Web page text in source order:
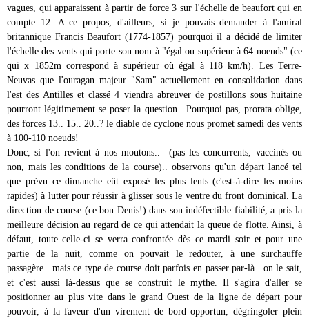
vagues, qui apparaissent à partir de force 3 sur l'échelle de beaufort qui en
compte 12. A ce propos, d'ailleurs, si je pouvais demander à l'amiral
britannique Francis Beaufort (1774-1857) pourquoi il a décidé de limiter
l'échelle des vents qui porte son nom à "égal ou supérieur à 64 noeuds" (ce
qui x 1852m correspond à supérieur où égal à 118 km/h). Les Terre-
Neuvas que l'ouragan majeur "Sam" actuellement en consolidation dans
l'est des Antilles et classé 4 viendra abreuver de postillons sous huitaine
pourront légitimement se poser la question.. Pourquoi pas, prorata oblige,
des forces 13.. 15.. 20..? le diable de cyclone nous promet samedi des vents
à 100-110 noeuds!
Donc, si l'on revient à nos moutons.. (pas les concurrents, vaccinés ou
non, mais les conditions de la course).. observons qu'un départ lancé tel
que prévu ce dimanche eût exposé les plus lents (c'est-à-dire les moins
rapides) à lutter pour réussir à glisser sous le ventre du front dominical. La
direction de course (ce bon Denis!) dans son indéfectible fiabilité, a pris la
meilleure décision au regard de ce qui attendait la queue de flotte. Ainsi, à
défaut, toute celle-ci se verra confrontée dès ce mardi soir et pour une
partie de la nuit, comme on pouvait le redouter, à une surchauffe
passagère.. mais ce type de course doit parfois en passer par-là.. on le sait,
et c'est aussi là-dessus que se construit le mythe. Il s'agira d'aller se
positionner au plus vite dans le grand Ouest de la ligne de départ pour
pouvoir, à la faveur d'un virement de bord opportun, dégringoler plein